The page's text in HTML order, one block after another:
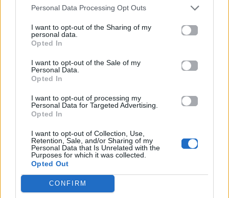
Personal Data Processing Opt Outs
I want to opt-out of the Sharing of my
personal data.
Opted In
I want to opt-out of the Sale of my
Personal Data.
Opted In
I want to opt-out of processing my
Personal Data for Targeted Advertising.
Opted In
I want to opt-out of Collection, Use,
Retention, Sale, and/or Sharing of my
Personal Data that Is Unrelated with the
Purposes for which it was collected.
Opted Out
CONFIRM
θα στην κάνω κι εγώ λοιπόν για να `μαστε πάτσι
Τι έχω να χάσω, το πολύ πολύ να σε χάσω
κι αν βρέχει τι τρέχει, το πολύ πολύ να βραχώ
Είναι καιρός που νομίζεις πως δεν πάει άλλο
τώρα θα σου `λεγα κάτι μα το αναβάλλω
μα για το τέλος μωρό μου σου φυλάω τον άσο
Ακούστε στο Spotify